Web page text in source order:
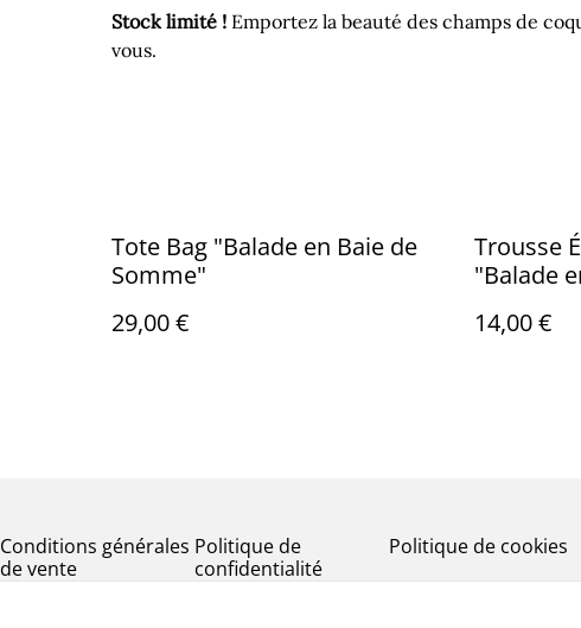
Stock limité ! Emportez la beauté des champs de
vous.
Tote Bag "Balade en Baie de
Somme"
29,00 €
Trousse
"Balade
14,00 €
Conditions générales
de vente
Politique de
confidentialité
Politique de cookies